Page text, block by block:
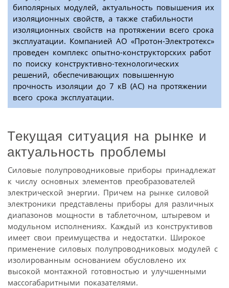
биполярных модулей, актуальность повышения их
изоляционных свойств, а также стабильности
изоляционных свойств на протяжении всего срока
эксплуатации. Компанией АО «Протон-Электротекс»
проведен комплекс опытно-конструкторских работ
по поиску конструктивно-технологических
решений, обеспечивающих повышенную
прочность изоляции до 7 кВ (AC) на протяжении
всего срока эксплуатации.
Текущая ситуация на рынке и
актуальность проблемы
Силовые полупроводниковые приборы принадлежат
к числу основных элементов преобразователей
электрической энергии. Причем на рынке силовой
электроники представлены приборы для различных
диапазонов мощности в таблеточном, штыревом и
модульном исполнениях. Каждый из конструктивов
имеет свои преимущества и недостатки. Широкое
применение силовых полупроводниковых модулей с
изолированным основанием обусловлено их
высокой монтажной готовностью и улучшенными
массогабаритными показателями.